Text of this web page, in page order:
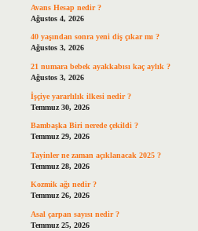
Avans Hesap nedir ?
Ağustos 4, 2026
40 yaşından sonra yeni diş çıkar mı ?
Ağustos 3, 2026
21 numara bebek ayakkabısı kaç aylık ?
Ağustos 3, 2026
İşçiye yararlılık ilkesi nedir ?
Temmuz 30, 2026
Bambaşka Biri nerede çekildi ?
Temmuz 29, 2026
Tayinler ne zaman açıklanacak 2025 ?
Temmuz 28, 2026
Kozmik ağı nedir ?
Temmuz 26, 2026
Asal çarpan sayısı nedir ?
Temmuz 25, 2026